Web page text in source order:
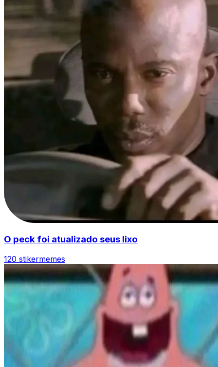
O peck foi atualizado seus lixo
120 stikermemes